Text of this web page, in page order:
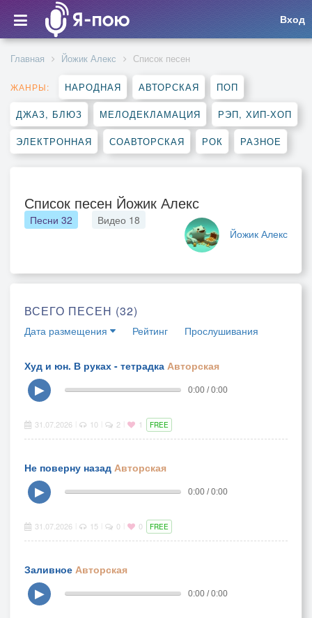
Вход
Главная Йожик Алекс Список песен
ЖАНРЫ: НАРОДНАЯ АВТОРСКАЯ ПОП
ДЖАЗ, БЛЮЗ МЕЛОДЕКЛАМАЦИЯ РЭП, ХИП-ХОП
ЭЛЕКТРОННАЯ СОАВТОРСКАЯ РОК РАЗНОЕ
Список песен Йожик Алекс
Йожик Алекс
Песни 32 Видео 18
ВСЕГО ПЕСЕН (32)
Дата размещения Рейтинг Прослушивания
Худ и юн. В руках - тетрадка Авторская
▶
0:00 / 0:00
31.07.2026 10 2 1 FREE
Не поверну назад Авторская
▶
0:00 / 0:00
31.07.2026 15 0 0 FREE
Заливное Авторская
▶
0:00 / 0:00